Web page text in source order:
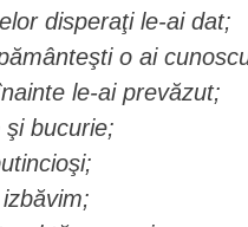
disperaţi le-ai dat;
o ai
le-ai prevăzut;
bucurie;